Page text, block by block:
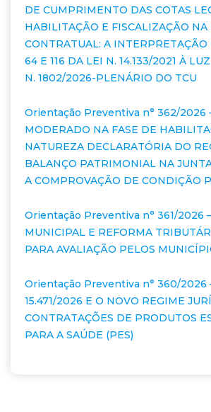
DE CUMPRIMENTO DAS COTAS
HABILITAÇÃO E FISCALIZAÇÃO NA
CONTRATUAL: A INTERPRETAÇÃO
64 E 116 DA LEI N. 14.133/2021 À
N. 1802/2026-PLENÁRIO DO TCU
Orientação Preventiva n° 362/2026
MODERADO NA FASE DE
NATUREZA DECLARATÓRIA DO
BALANÇO PATRIMONIAL NA
A COMPROVAÇÃO DE CONDIÇÃO
Orientação Preventiva n° 361/2026
MUNICIPAL E REFORMA
PARA AVALIAÇÃO PELOS
Orientação Preventiva n° 360/2026
15.471/2026 E O NOVO REGIME
CONTRATAÇÕES DE PRODUTOS
PARA A SAÚDE (PES)